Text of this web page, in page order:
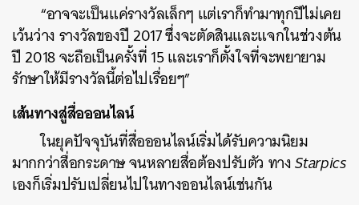
“อาจจะเป็นแค่รางวัลเล็กๆ แต่เราก็ทำมาทุกปีไม่เคย
เว้นว่าง รางวัลของปี 2017 ซึ่งจะตัดสินและแจกในช่วงต้น
ปี 2018 จะถือเป็นครั้งที่ 15 และเราก็ตั้งใจที่จะพยายาม
รักษาให้มีรางวัลนี้ต่อไปเรื่อยๆ”
เส้นทางสู่สื่อออนไลน์
ในยุคปัจจุบันที่สื่อออนไลน์เริ่มได้รับความนิยม
มากกว่าสื่อกระดาษ จนหลายสื่อต้องปรับตัว ทางStarpics
เองก็เริ่มปรับเปลี่ยนไปในทางออนไลน์เช่นกัน